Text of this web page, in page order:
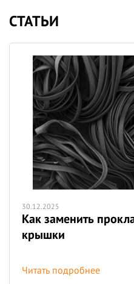
СТАТЬИ
30.12.2025
Как заменить
крышки
Читать подробнее